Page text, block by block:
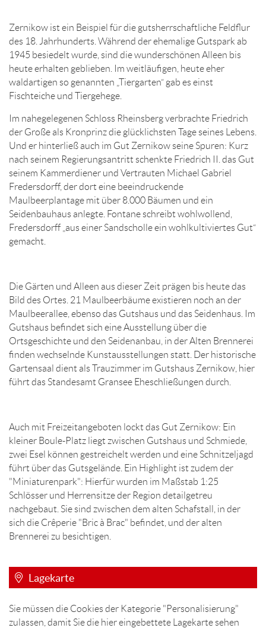
Zernikow ist ein Beispiel für die gutsherrschaftliche Feldflur
des 18. Jahrhunderts. Während der ehemalige Gutspark ab
1945 besiedelt wurde, sind die wunderschönen Alleen bis
heute erhalten geblieben. Im weitläufigen, heute eher
waldartigen so genannten „Tiergarten“ gab es einst
Fischteiche und Tiergehege.
Im nahegelegenen Schloss Rheinsberg verbrachte Friedrich
der Große als Kronprinz die glücklichsten Tage seines Lebens.
Und er hinterließ auch im Gut Zernikow seine Spuren: Kurz
nach seinem Regierungsantritt schenkte Friedrich II. das Gut
seinem Kammerdiener und Vertrauten Michael Gabriel
Fredersdorff, der dort eine beeindruckende
Maulbeerplantage mit über 8.000 Bäumen und ein
Seidenbauhaus anlegte. Fontane schreibt wohlwollend,
Fredersdorff „aus einer Sandscholle ein wohlkultiviertes Gut“
gemacht.
Die Gärten und Alleen aus dieser Zeit prägen bis heute das
Bild des Ortes. 21 Maulbeerbäume existieren noch an der
Maulbeerallee, ebenso das Gutshaus und das Seidenhaus. Im
Gutshaus befindet sich eine Ausstellung über die
Ortsgeschichte und den Seidenanbau, in der Alten Brennerei
finden wechselnde Kunstausstellungen statt. Der historische
Gartensaal dient als Trauzimmer im Gutshaus Zernikow, hier
führt das Standesamt Gransee Eheschließungen durch.
Auch mit Freizeitangeboten lockt das Gut Zernikow: Ein
kleiner Boule-Platz liegt zwischen Gutshaus und Schmiede,
zwei Esel können gestreichelt werden und eine Schnitzeljagd
führt über das Gutsgelände. Ein Highlight ist zudem der
"Miniaturenpark": Hierfür wurden im Maßstab 1:25
Schlösser und Herrensitze der Region detailgetreu
nachgebaut. Sie sind zwischen dem alten Schafstall, in der
sich die Crêperie "Bric à Brac" befindet, und der alten
Brennerei zu besichtigen.
Lagekarte
Sie müssen die Cookies der Kategorie "Personalisierung"
zulassen, damit Sie die hier eingebettete Lagekarte sehen